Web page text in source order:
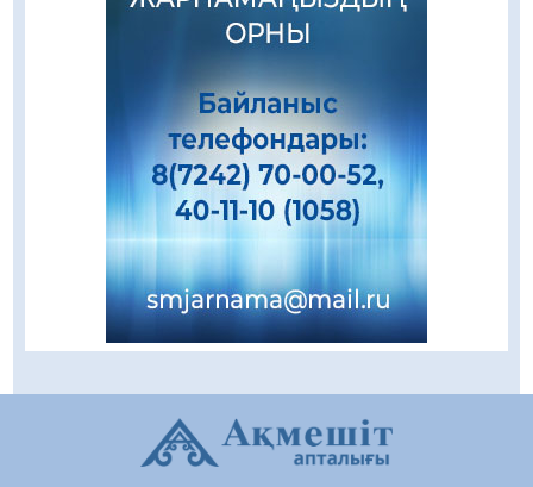
Еңбегі ерлікпен тең мамандық
Даналықтың шырағданы, ой-сананың
шамшырағы
08.08.2026
Кенеге қарсы залалсыздандыру жұмыстары
жүргізілуде
07.08.2026
Сыбайлас жемқорлық